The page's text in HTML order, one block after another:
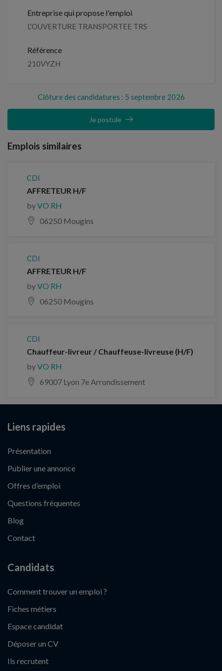
Entreprise qui propose l'emploi
L'OUVERTURE TRANSPORTEE TRS
Référence
210VYZH
Clôture des candidatures : 5 septembre 2026
Je postule
Emplois similaires
CDI
AFFRETEUR H/F
byVO RH
06250 Mougins
CDI
AFFRETEUR H/F
byVO RH
06250 Mougins
CDI
Chauffeur-livreur / Chauffeuse-livreuse (H/F)
byVO RH
69007 Lyon 7e Arrondissement
Liens rapides
Présentation
Publier une annonce
Offres d’emploi
Questions fréquentes
Blog
Contact
Candidats
Comment trouver un emploi ?
Fiches métiers
Espace candidat
Déposer un CV
Ils recrutent